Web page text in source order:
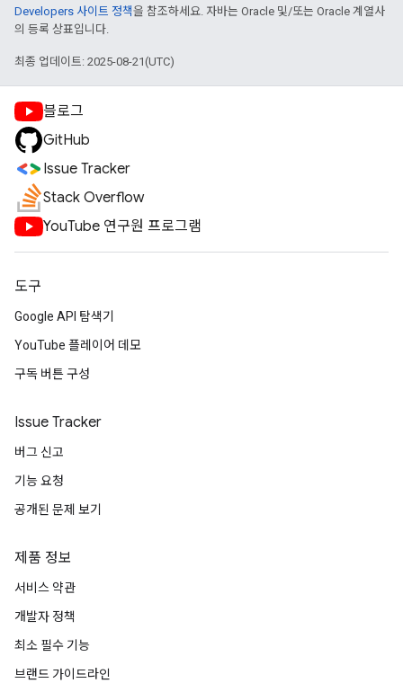
Developers 사이트 정책을 참조하세요. 자바는 Oracle 및/또는 Oracle 계열사
의 등록 상표입니다.
최종 업데이트: 2025-08-21(UTC)
블로그
GitHub
Issue Tracker
Stack Overflow
YouTube 연구원 프로그램
도구
Google API 탐색기
YouTube 플레이어 데모
구독 버튼 구성
Issue Tracker
버그 신고
기능 요청
공개된 문제 보기
제품 정보
서비스 약관
개발자 정책
최소 필수 기능
브랜드 가이드라인